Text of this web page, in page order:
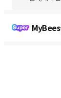
MyBees